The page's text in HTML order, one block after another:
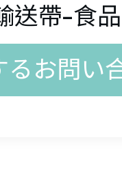
ブ/
ベ
イバ
フィ
プ
試
ピ
送帶-食
お問い